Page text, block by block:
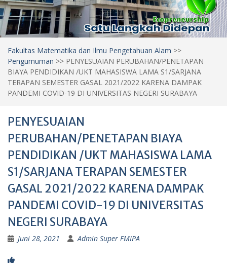
Fakultas Matematika dan Ilmu Pengetahuan Alam >>
Pengumuman >> PENYESUAIAN PERUBAHAN/PENETAPAN
BIAYA PENDIDIKAN /UKT MAHASISWA LAMA S1/SARJANA
TERAPAN SEMESTER GASAL 2021/2022 KARENA DAMPAK
PANDEMI COVID-19 DI UNIVERSITAS NEGERI SURABAYA
PENYESUAIAN
PERUBAHAN/PENETAPAN BIAYA
PENDIDIKAN /UKT MAHASISWA LAMA
S1/SARJANA TERAPAN SEMESTER
GASAL 2021/2022 KARENA DAMPAK
PANDEMI COVID-19 DI UNIVERSITAS
NEGERI SURABAYA
Juni 28, 2021 Admin Super FMIPA